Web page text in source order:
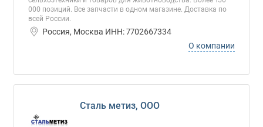
000 позиций. Все запчасти в одном магазине. Доставка по
всей России.
Россия, Москва ИНН: 7702667334
О компании
Сталь метиз, ООО